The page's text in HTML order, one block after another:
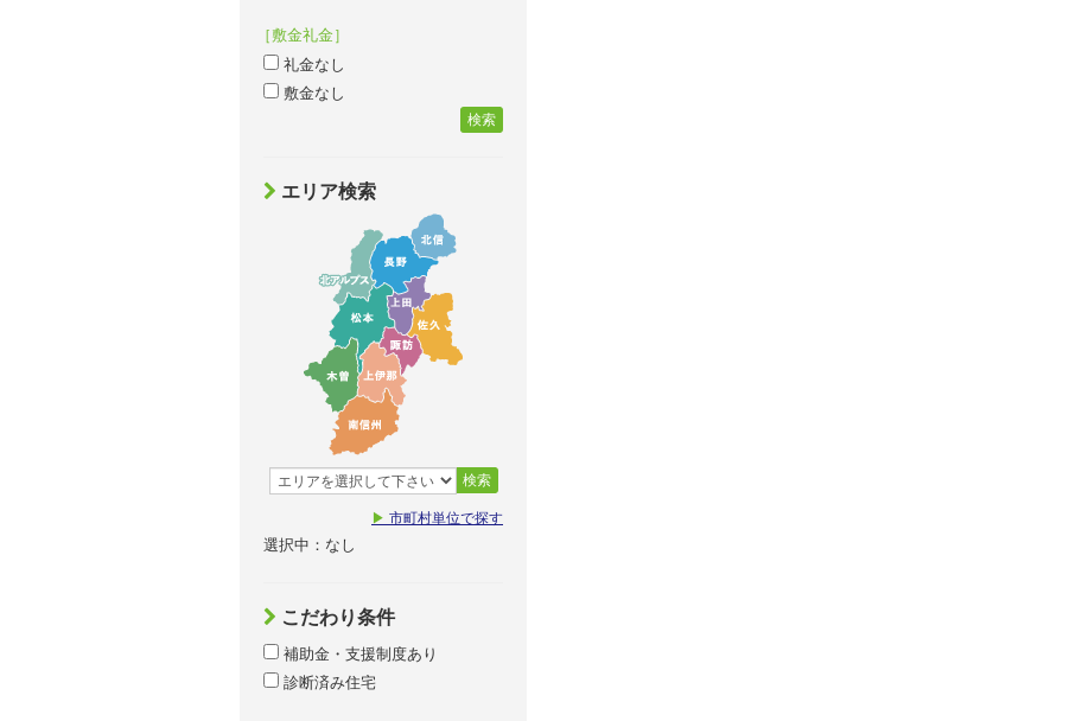
［敷金礼金］
礼金なし
敷金なし
検索
エリア検索
検索
▶ 市町村単位で探す
選択中：なし
こだわり条件
補助金・支援制度あり
診断済み住宅